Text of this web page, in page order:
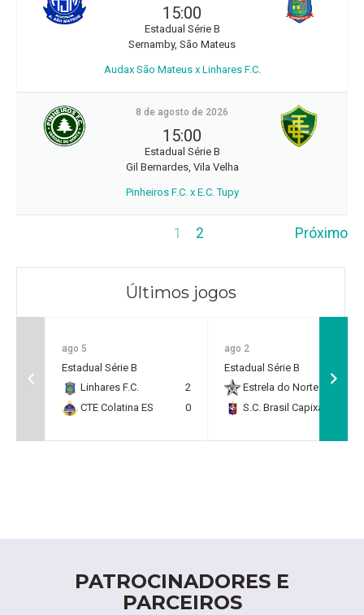
15:00
Estadual Série B
Sernamby, São Mateus
Audax São Mateus x Linhares F.C.
8 de agosto de 2026
15:00
Estadual Série B
Gil Bernardes, Vila Velha
Pinheiros F.C. x E.C. Tupy
1 2 Próximo
Últimos jogos
ago 5
Estadual Série B
Linhares F.C.
2
CTE Colatina ES
0
ago 2
Estadual Série B
Estrela do Norte F.C.
S.C. Brasil Capixaba
PATROCINADORES E
PARCEIROS